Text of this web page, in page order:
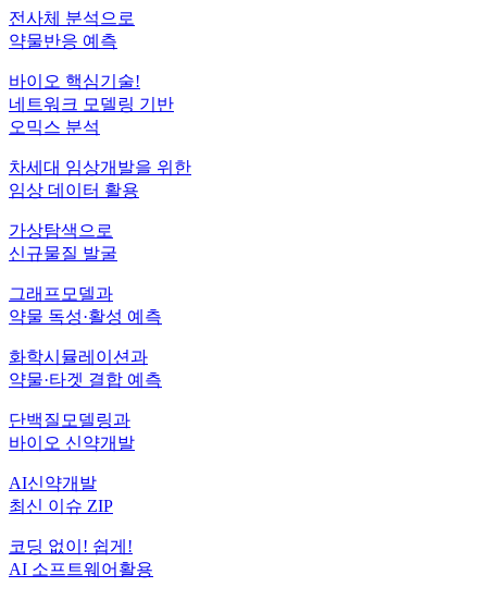
전사체 분석으로
약물반응 예측
바이오 핵심기술!
네트워크 모델링 기반
오믹스 분석
차세대 임상개발을 위한
임상 데이터 활용
가상탐색으로
신규물질 발굴
그래프모델과
약물 독성·활성 예측
화학시뮬레이션과
약물·타겟 결합 예측
단백질모델링과
바이오 신약개발
AI신약개발
최신 이슈 ZIP
코딩 없이! 쉽게!
AI 소프트웨어활용